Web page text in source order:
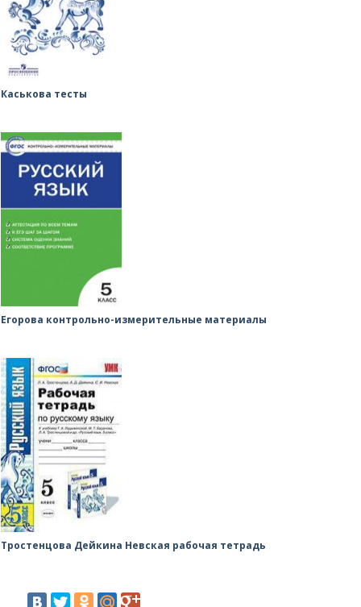
Каськова тесты
Егорова контрольно-измерительные материалы
Тростенцова Дейкина Невская рабочая тетрадь